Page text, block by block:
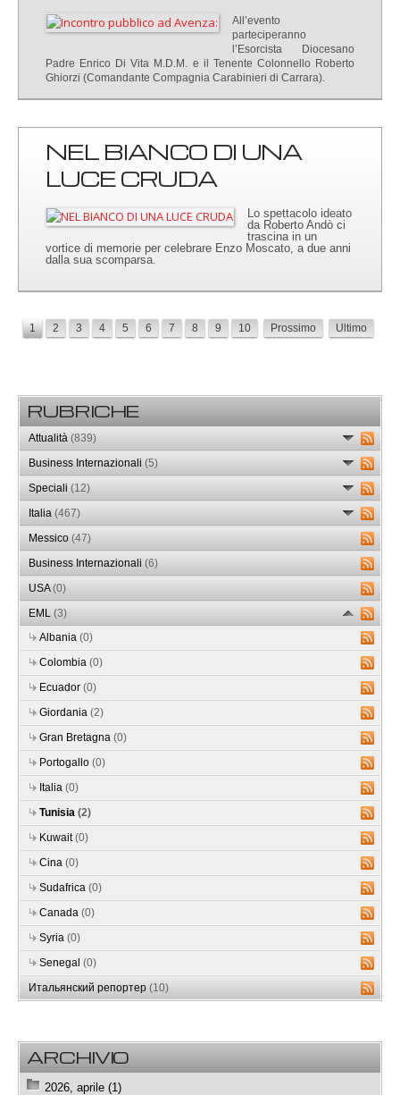
All’evento
parteciperanno
l’Esorcista Diocesano
Padre Enrico Di Vita M.D.M. e il Tenente Colonnello Roberto
Ghiorzi (Comandante Compagnia Carabinieri di Carrara).
NEL BIANCO DI UNA
LUCE CRUDA
Lo spettacolo ideato
da Roberto Andò ci
trascina in un
vortice di memorie per celebrare Enzo Moscato, a due anni
dalla sua scomparsa.
1 2 3 4 5 6 7 8 9 10 Prossimo Ultimo
RUBRICHE
Attualità (839)
Business Internazionali (5)
Speciali (12)
Italia (467)
Messico (47)
Business Internazionali (6)
USA(0)
EML (3)
Albania (0)
Colombia (0)
Ecuador (0)
Giordania (2)
Gran Bretagna (0)
Portogallo (0)
Italia (0)
Tunisia (2)
Kuwait(0)
Cina (0)
Sudafrica (0)
Canada (0)
Syria (0)
Senegal (0)
Итальянский репортер (10)
ARCHIVIO
2026, aprile (1)